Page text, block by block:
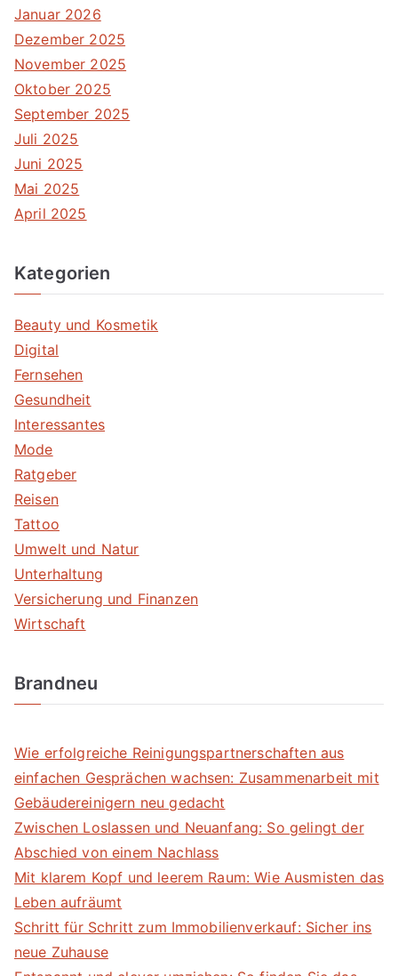
Januar 2026
Dezember 2025
November 2025
Oktober 2025
September 2025
Juli 2025
Juni 2025
Mai 2025
April 2025
Kategorien
Beauty und Kosmetik
Digital
Fernsehen
Gesundheit
Interessantes
Mode
Ratgeber
Reisen
Tattoo
Umwelt und Natur
Unterhaltung
Versicherung und Finanzen
Wirtschaft
Brandneu
Wie erfolgreiche Reinigungspartnerschaften aus
einfachen Gesprächen wachsen: Zusammenarbeit mit
Gebäudereinigern neu gedacht
Zwischen Loslassen und Neuanfang: So gelingt der
Abschied von einem Nachlass
Mit klarem Kopf und leerem Raum: Wie Ausmisten das
Leben aufräumt
Schritt für Schritt zum Immobilienverkauf: Sicher ins
neue Zuhause